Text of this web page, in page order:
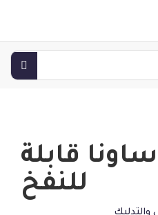
قابلة
للنفخ
والتدليك